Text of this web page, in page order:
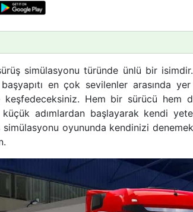
simülasyonu türünde ünlü bir
en çok sevilenler arasında
Hem bir sürücü hem
adımlardan başlayarak kendi
simülasyonu oyununda kendinizi